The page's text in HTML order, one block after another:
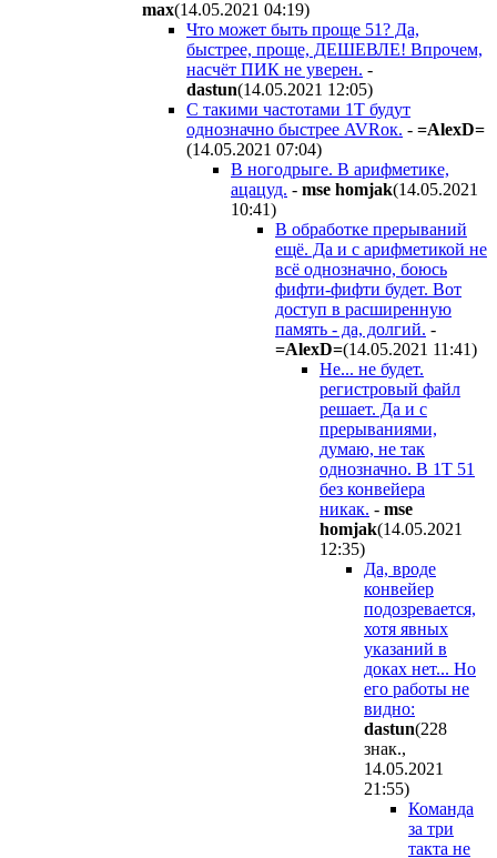
max(14.05.2021 04:19)
Что может быть проще 51? Да,
быстрее, проще, ДЕШЕВЛЕ! Впрочем,
насчёт ПИК не уверен. -
dastun(14.05.2021 12:05)
С такими частотами 1T будут
однозначно быстрее AVRок. - =AlexD=
(14.05.2021 07:04)
В ногодрыге. В арифметике,
ацацуд. - mse homjak(14.05.2021
10:41)
В обработке прерываний
ещё. Да и с арифметикой не
всё однозначно, боюсь
фифти-фифти будет. Вот
доступ в расширенную
память - да, долгий. -
=AlexD=(14.05.2021 11:41)
Не... не будет.
регистровый файл
решает. Да и с
прерываниями,
думаю, не так
однозначно. В 1Т 51
без конвейера
никак. - mse
homjak(14.05.2021
12:35)
Да, вроде
конвейер
подозревается,
хотя явных
указаний в
доках нет... Но
его работы не
видно:
dastun(228
знак.,
14.05.2021
21:55)
Команда
за три
такта не